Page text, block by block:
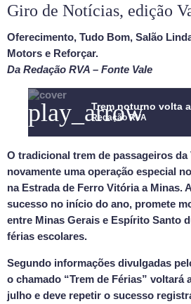
Giro de Notícias, edição
Oferecimento, Tudo Bom, Salão
Motors e Reforçar.
Da Redação RVA – Fonte Vale
play_arrow
Redação RVA
O tradicional trem de passageiros da
novamente uma operação especial
na Estrada de Ferro Vitória a Minas.
sucesso no início do ano, promete
entre Minas Gerais e Espírito Santo
férias escolares.
Segundo informações divulgadas
o chamado “Trem de Férias” voltará
julho e deve repetir o sucesso